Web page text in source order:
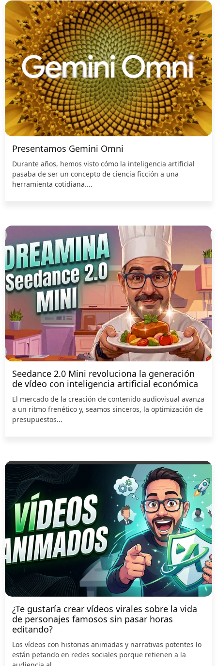
Presentamos Gemini Omni
Durante años, hemos visto cómo la inteligencia artificial
pasaba de ser un concepto de ciencia ficción a una
herramienta cotidiana....
Seedance 2.0 Mini revoluciona la generación
de vídeo con inteligencia artificial económica
El mercado de la creación de contenido audiovisual avanza
a un ritmo frenético y, seamos sinceros, la optimización de
presupuestos...
¿Te gustaría crear vídeos virales sobre la vida
de personajes famosos sin pasar horas
editando?
Los vídeos con historias animadas y narrativas potentes lo
están petando en redes sociales porque retienen a la